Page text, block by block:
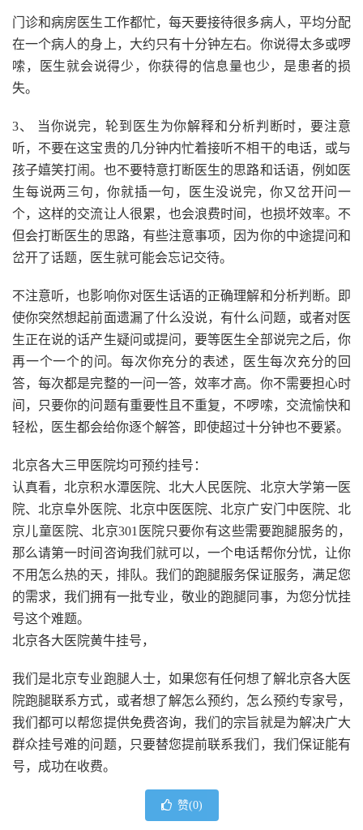
门诊和病房医生工作都忙，每天要接待很多病人，平均分配
在一个病人的身上，大约只有十分钟左右。你说得太多或啰
嗦，医生就会说得少，你获得的信息量也少，是患者的损
失。
3、 当你说完，轮到医生为你解释和分析判断时，要注意
听，不要在这宝贵的几分钟内忙着接听不相干的电话，或与
孩子嬉笑打闹。也不要特意打断医生的思路和话语，例如医
生每说两三句，你就插一句，医生没说完，你又岔开问一
个，这样的交流让人很累，也会浪费时间，也损坏效率。不
但会打断医生的思路，有些注意事项，因为你的中途提问和
岔开了话题，医生就可能会忘记交待。
不注意听，也影响你对医生话语的正确理解和分析判断。即
使你突然想起前面遗漏了什么没说，有什么问题，或者对医
生正在说的话产生疑问或提问，要等医生全部说完之后，你
再一个一个的问。每次你充分的表述，医生每次充分的回
答，每次都是完整的一问一答，效率才高。你不需要担心时
间，只要你的问题有重要性且不重复，不啰嗦，交流愉快和
轻松，医生都会给你逐个解答，即使超过十分钟也不要紧。
北京各大三甲医院均可预约挂号：
认真看，北京积水潭医院、北大人民医院、北京大学第一医
院、北京阜外医院、北京中医医院、北京广安门中医院、北
京儿童医院、北京301医院只要你有这些需要跑腿服务的，
那么请第一时间咨询我们就可以，一个电话帮你分忧，让你
不用怎么热的天，排队。我们的跑腿服务保证服务，满足您
的需求，我们拥有一批专业，敬业的跑腿同事，为您分忧挂
号这个难题。
北京各大医院黄牛挂号，
我们是北京专业跑腿人士，如果您有任何想了解北京各大医
院跑腿联系方式，或者想了解怎么预约，怎么预约专家号，
我们都可以帮您提供免费咨询，我们的宗旨就是为解决广大
群众挂号难的问题，只要替您提前联系我们，我们保证能有
号，成功在收费。
赞(0)